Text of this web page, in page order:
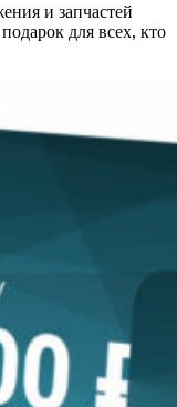
и запчастей
для всех, кто